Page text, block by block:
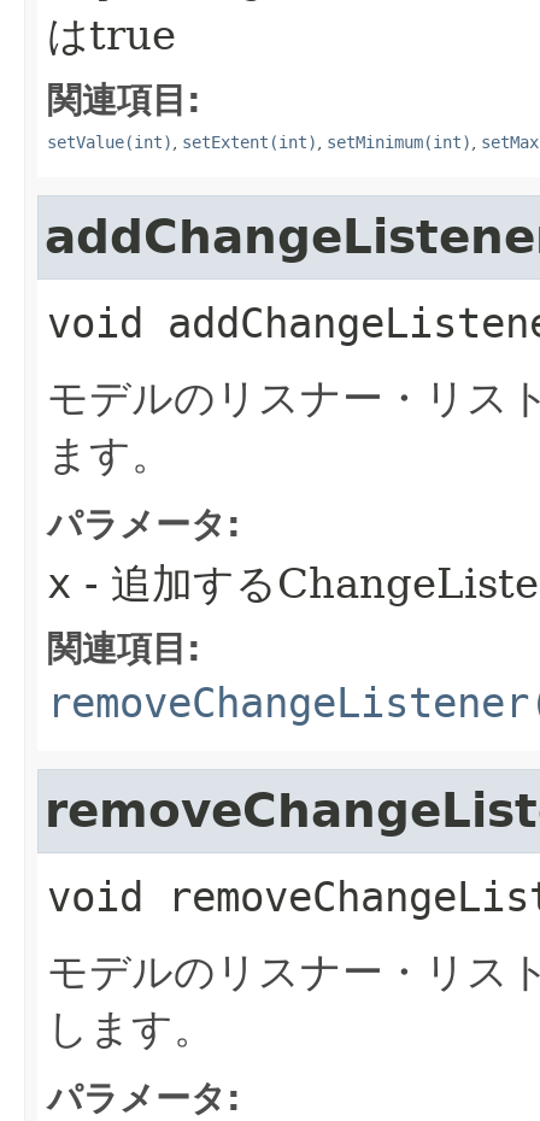
はtrue
関連項目:
setValue(int) setExtent(int) setMinimum(int)
void
モデルのリスナー・リ
ます。
パラメータ:
x - 追加する
関連項目:
void
モデルのリスナー・リ
します。
パラメータ: